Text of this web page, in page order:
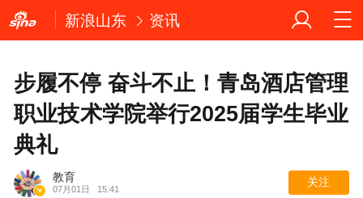
新浪山东 资讯
步履不停 奋斗不止！青岛酒店管理
职业技术学院举行2025届学生毕业
典礼
教育
07月01日 15:41
关注